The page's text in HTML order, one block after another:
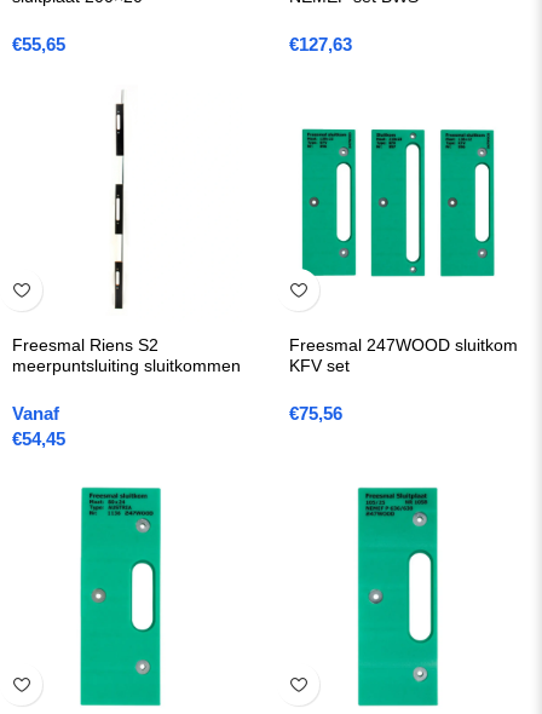
€55,65 €127,63
Freesmal Riens S2
meerpuntsluiting sluitkommen
Vanaf
€54,45
Freesmal 247WOOD sluitkom
KFV set
€75,56